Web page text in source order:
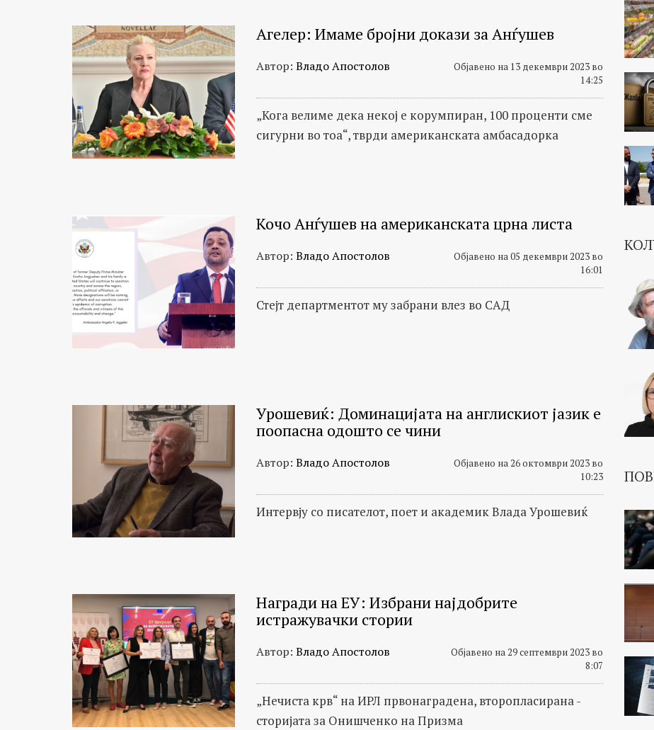
Агелер: Имаме бројни докази за Анѓушев
Автор: Владо Апостолов
Објавено на 13 декември 2023 во
14:25
„Кога велиме дека некој е корумпиран, 100 проценти сме
сигурни во тоа“, тврди американската амбасадорка
Кочо Анѓушев на американската црна листа
Автор: Владо Апостолов
Објавено на 05 декември 2023 во
16:01
Стејт департментот му забрани влез во САД
Урошевиќ: Доминацијата на англискиот јазик е
поопасна одошто се чини
Автор: Владо Апостолов
Објавено на 26 октомври 2023 во
10:23
Интервју со писателот, поет и академик Влада Урошевиќ
Награди на ЕУ: Избрани најдобрите
истражувачки стории
Автор: Владо Апостолов
Објавено на 29 септември 2023 во
8:07
„Нечиста крв“ на ИРЛ првонаградена, второпласирана -
сторијата за Онишченко на Призма